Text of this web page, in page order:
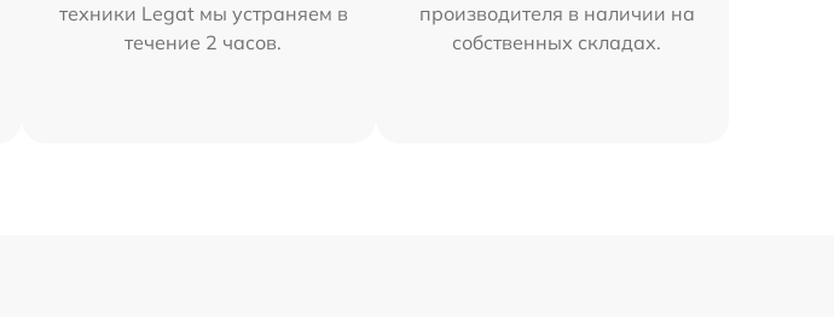
техники Legat мы устраняем в
течение 2 часов.
производителя в наличии на
собственных складах.